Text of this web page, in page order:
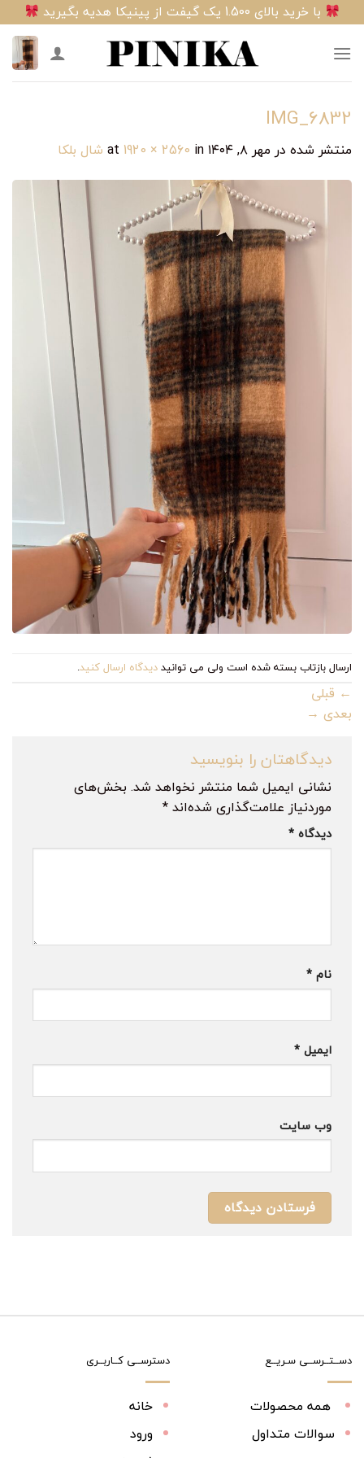
to
content
با خرید بالای 1.500 یک گیفت از پینیکا هدیه بگیرید
IMG_6832
منتشر شده در مهر ۸, ۱۴۰۴ 1920 × 2560 in شال بلکا
ارسال بازتاب بسته شده است ولی می توانیددیدگاه ارسال کنید.
← قبلی
بعدی →
دیدگاهتان را بنویسید
نشانی ایمیل شما منتشر نخواهد شد. بخش‌های
موردنیاز علامت‌گذاری شده‌اند*
دیدگاه *
نام *
ایمیل *
وب‌ سایت
دســتــرســی سـریــع
همه محصولات
سوالات متداول
دسترســی کــاربــری
خانه
ورود